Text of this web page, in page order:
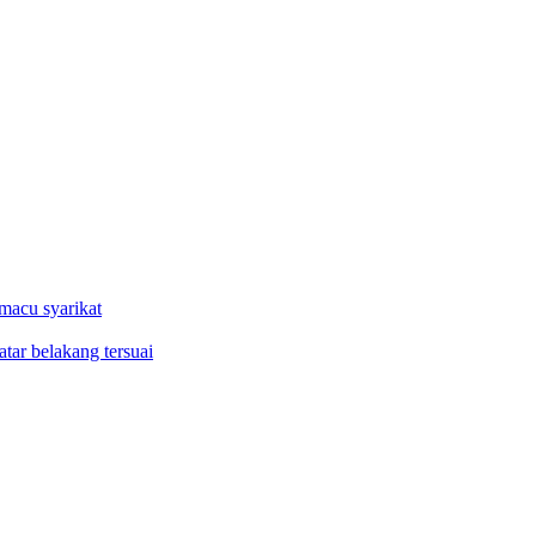
syarikat
belakang tersuai